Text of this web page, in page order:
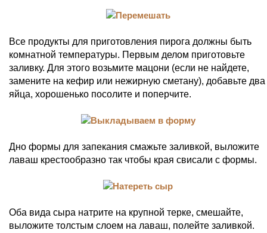
Все продукты для приготовления пирога должны быть
комнатной температуры. Первым делом приготовьте
заливку. Для этого возьмите мацони (если не найдете,
замените на кефир или нежирную сметану), добавьте два
яйца, хорошенько посолите и поперчите.
Дно формы для запекания смажьте заливкой, выложите
лаваш крестообразно так чтобы края свисали с формы.
Оба вида сыра натрите на крупной терке, смешайте,
выложите толстым слоем на лаваш, полейте заливкой.